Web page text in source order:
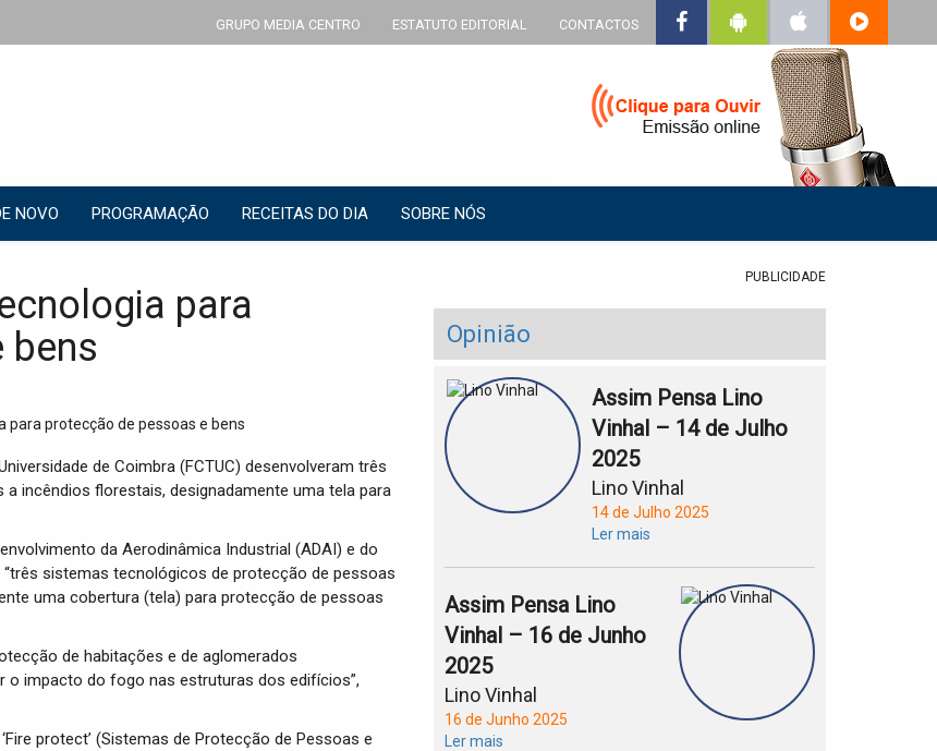
GRUPO MEDIA CENTRO ESTATUTO EDITORIAL CONTACTOS
NOVO PROGRAMAÇÃO RECEITAS DO DIA SOBRE NÓS
para
bens
de Coimbra (FCTUC) desenvolveram três
incêndios florestais, designadamente uma tela para
da Aerodinâmica Industrial (ADAI) e do
sistemas tecnológicos de protecção de pessoas
uma cobertura (tela) para protecção de pessoas
de habitações e de aglomerados
o impacto do fogo nas estruturas dos edifícios”,
protect’ (Sistemas de Protecção de Pessoas e
PUBLICIDADE
Opinião
Assim Pensa Lino
Vinhal – 14 de Julho
2025
Lino Vinhal
14 de Julho 2025
Ler mais
Assim Pensa Lino
Vinhal – 16 de Junho
2025
Lino Vinhal
16 de Junho 2025
Ler mais